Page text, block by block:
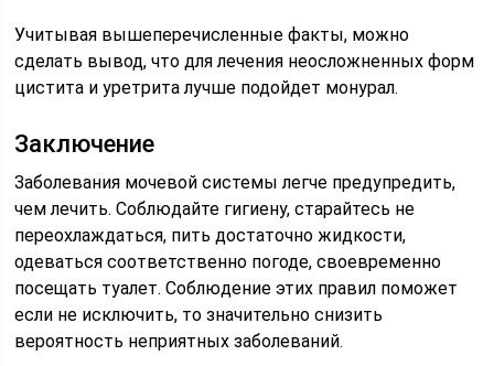
Учитывая вышеперечисленные факты, можно
сделать вывод, что для лечения неосложненных форм
цистита и уретрита лучше подойдет монурал.
Заключение
Заболевания мочевой системы легче предупредить,
чем лечить. Соблюдайте гигиену, старайтесь не
переохлаждаться, пить достаточно жидкости,
одеваться соответственно погоде, своевременно
посещать туалет. Соблюдение этих правил поможет
если не исключить, то значительно снизить
вероятность неприятных заболеваний.